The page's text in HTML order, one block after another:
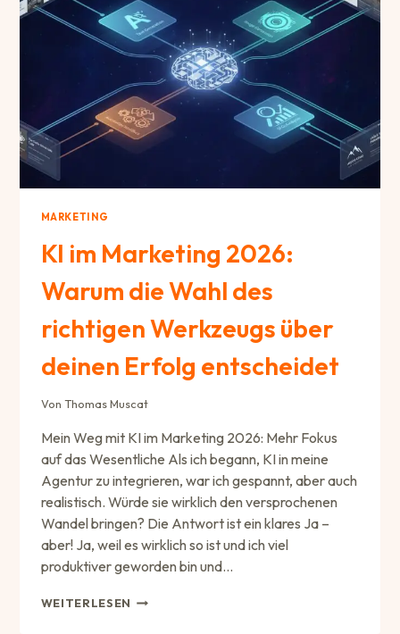
MARKETING
KI im Marketing 2026:
Warum die Wahl des
richtigen Werkzeugs über
deinen Erfolg entscheidet
Von Thomas Muscat
Mein Weg mit KI im Marketing 2026: Mehr Fokus
auf das Wesentliche Als ich begann, KI in meine
Agentur zu integrieren, war ich gespannt, aber auch
realistisch. Würde sie wirklich den versprochenen
Wandel bringen? Die Antwort ist ein klares Ja –
aber! Ja, weil es wirklich so ist und ich viel
produktiver geworden bin und…
WEITERLESEN KI